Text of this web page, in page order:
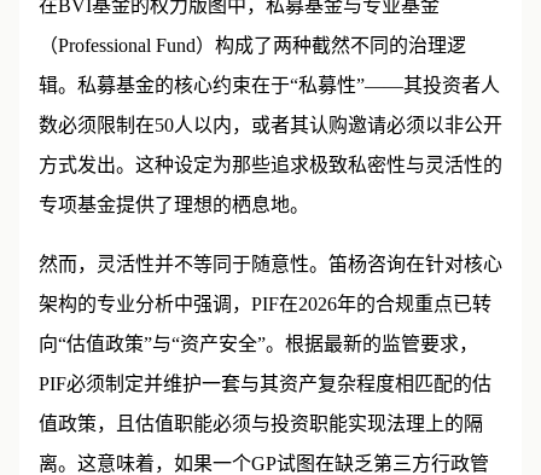
在BVI基金的权力版图中，私募基金与专业基金
（Professional Fund）构成了两种截然不同的治理逻
辑。私募基金的核心约束在于“私募性”——其投资者人
数必须限制在50人以内，或者其认购邀请必须以非公开
方式发出。这种设定为那些追求极致私密性与灵活性的
然而，灵活性并不等同于随意性。笛杨咨询在针对核心
架构的专业分析中强调，PIF在2026年的合规重点已转
向“估值政策”与“资产安全”。根据最新的监管要求，
PIF必须制定并维护一套与其资产复杂程度相匹配的估
值政策，且估值职能必须与投资职能实现法理上的隔